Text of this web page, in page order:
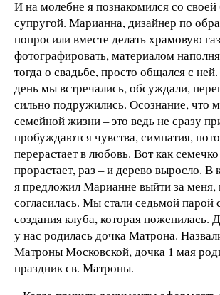
И на молебне я познакомился со
супругой. Марианна, дизайнер по
попросили вместе делать храмовую
фотографировать, материалом
тогда о свадьбе, просто общался с
день мы встречались, обсуждали,
сильно подружились. Осознание, что
семейной жизни – это ведь не сразу
пробуждаются чувства, симпатия,
перерастает в любовь. Вот как
прорастает, раз – и дерево выросло. В
я предложил Марианне выйти за меня,
согласилась. Мы стали седьмой парой
создания клуба, которая поженилась.
у нас родилась дочка Матрона.
Матроны Московской, дочка 1 мая
праздник св. Матроны.